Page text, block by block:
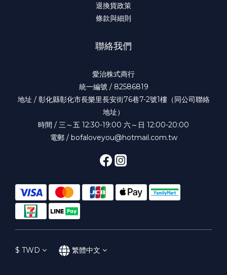
退換貨政策
條款與細則
聯絡我們
愛治株式商行
統一編號 / 82586819
地址 / 彰化縣彰化市長樂里長安街76巷7-2號1樓（同公司聯絡
地址）
時間 / 三～五 12:30-19:00 六～日 12:00-20:00
電郵 / bofaloveyou@hotmail.com.tw
$ TWD 繁體中文